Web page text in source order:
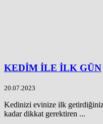
KEDİM İLE İLK GÜN
20.07.2023
Kedinizi evinize ilk
kadar dikkat gerektiren ...